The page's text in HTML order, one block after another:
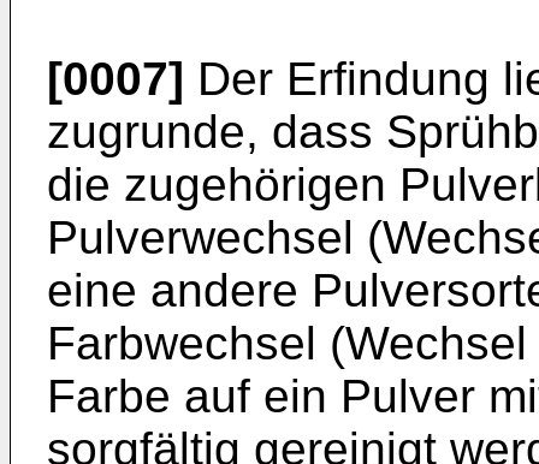
[0007] Der Erfindung
zugrunde, dass
die zugehörigen
Pulverwechsel
eine andere
Farbwechsel
Farbe auf ein Pulver
sorgfältig gereinigt